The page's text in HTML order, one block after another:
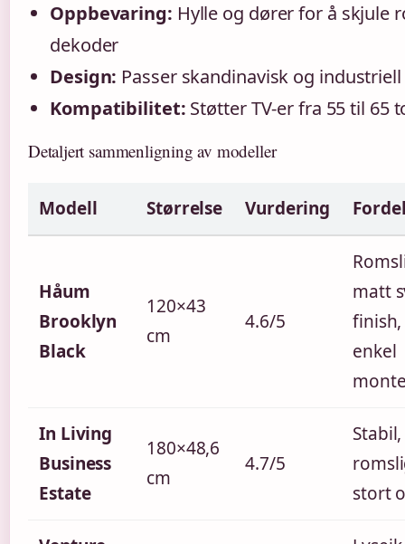
Oppbevaring: Hylle og dører for å skjule
dekoder
Design: Passer skandinavisk og
Kompatibilitet: Støtter TV-er fra 55 til 65
Detaljert sammenligning av modeller
Modell Størrelse Vurdering
Håum
Brooklyn
Black
120×43
cm
4.6/5
matt
enkel
In Living
Business
Estate
180×48,6
cm
4.7/5
Stabil,
stort